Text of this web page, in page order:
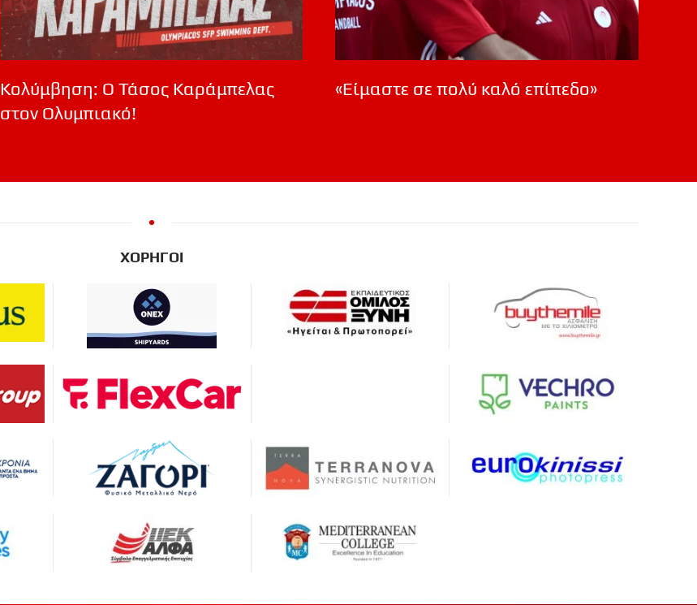
Κολύμβηση: Ο Τάσος Καράμπελας
στον Ολυμπιακό!
«Είμαστε σε πολύ καλό επίπεδο»
ΧΟΡΗΓΟΙ